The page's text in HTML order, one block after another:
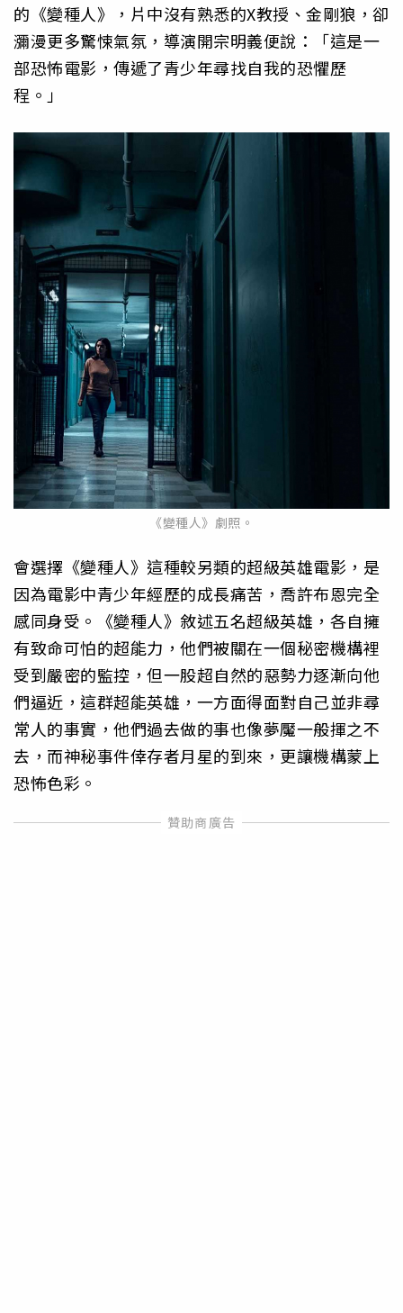
的《變種人》，片中沒有熟悉的X教授、金剛狼，卻
瀰漫更多驚悚氣氛，導演開宗明義便說：「這是一
部恐怖電影，傳遞了青少年尋找自我的恐懼歷
程。」
《變種人》劇照。
會選擇《變種人》這種較另類的超級英雄電影，是
因為電影中青少年經歷的成長痛苦，喬許布恩完全
感同身受。《變種人》敘述五名超級英雄，各自擁
有致命可怕的超能力，他們被關在一個秘密機構裡
受到嚴密的監控，但一股超自然的惡勢力逐漸向他
們逼近，這群超能英雄，一方面得面對自己並非尋
常人的事實，他們過去做的事也像夢魘一般揮之不
去，而神秘事件倖存者月星的到來，更讓機構蒙上
恐怖色彩。